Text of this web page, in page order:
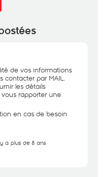
de vos informations
contacter par MAIL.
les détails
rapporter une
en cas de besoin
a plus de 8 ans